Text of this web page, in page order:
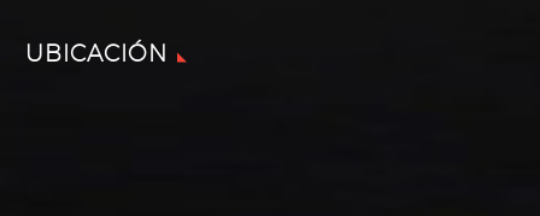
UBICACIÓN